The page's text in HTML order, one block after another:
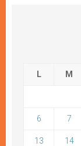
L M
6 7
13 14